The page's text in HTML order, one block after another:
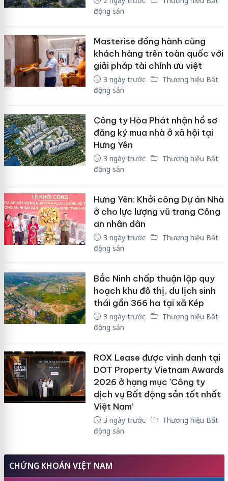
động sản
Masterise đồng hành cùng
khách hàng trên toàn quốc với
giải pháp tài chính ưu việt
3 ngày trước
Thương hiệu Bất
động sản
Công ty Hòa Phát nhận hồ sơ
đăng ký mua nhà ở xã hội tại
Hưng Yên
3 ngày trước
Thương hiệu Bất
động sản
Hưng Yên: Khởi công Dự án Nhà
ở cho lực lượng vũ trang Công
an nhân dân
3 ngày trước
Thương hiệu Bất
động sản
Bắc Ninh chấp thuận lập quy
hoạch khu đô thị, du lịch sinh
thái gần 366 ha tại xã Kép
3 ngày trước
Thương hiệu Bất
động sản
ROX Lease được vinh danh tại
DOT Property Vietnam Awards
2026 ở hạng mục 'Công ty
dịch vụ Bất động sản tốt nhất
Việt Nam’
3 ngày trước
Thương hiệu Bất
động sản
CHỨNG KHOÁN VIỆT NAM